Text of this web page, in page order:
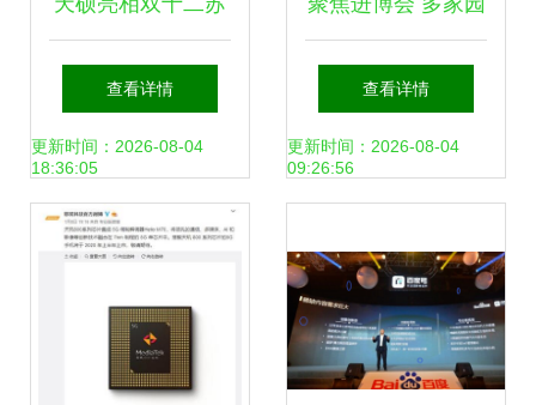
州购物节，昆山狂
欢购引发热潮
查看详情
更新时间：2026-08-04
18:36:05
企携领先方案亮
相，天玩科技彰
音
查看详情
更新时间：2026-08-04
09:26:56